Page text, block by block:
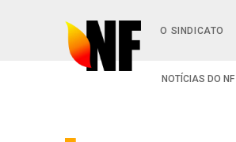
O SINDICATO
NOTÍCIAS DO NF